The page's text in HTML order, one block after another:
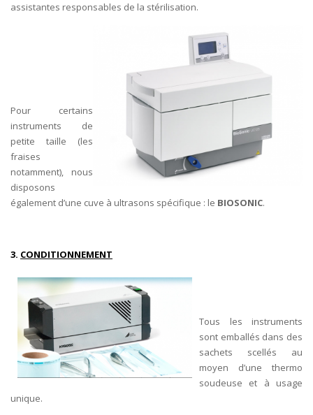
assistantes responsables de la stérilisation.
Pour certains
instruments de
petite taille (les
fraises
notamment), nous
disposons
également d’une cuve à ultrasons spécifique : le BIOSONIC.
3. CONDITIONNEMENT
Tous les instruments
sont emballés dans des
sachets scellés au
moyen d’une thermo
soudeuse et à usage
unique.